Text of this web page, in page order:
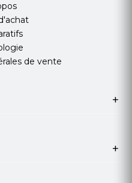
de vente